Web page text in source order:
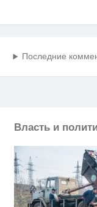
Последние
Власть и